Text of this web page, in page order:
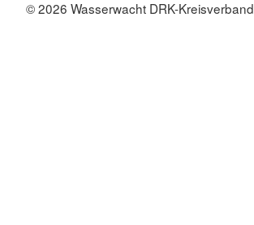
© 2026 Wasserwacht DRK-Kreisverband